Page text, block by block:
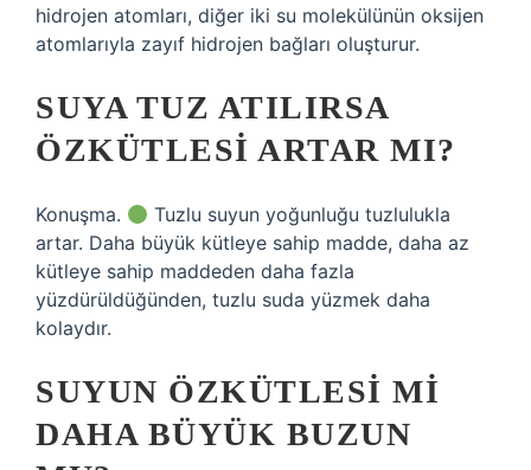
hidrojen atomları, diğer iki su molekülünün oksijen
atomlarıyla zayıf hidrojen bağları oluşturur.
SUYA TUZ ATILIRSA
ÖZKÜTLESI ARTAR MI?
Konuşma.
Tuzlu suyun yoğunluğu tuzlulukla
artar. Daha büyük kütleye sahip madde, daha az
kütleye sahip maddeden daha fazla
yüzdürüldüğünden, tuzlu suda yüzmek daha
kolaydır.
SUYUN ÖZKÜTLESI MI
DAHA BÜYÜK BUZUN